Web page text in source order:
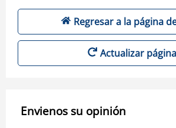
Regresar a la página
Actualizar página
Envienos su opinión